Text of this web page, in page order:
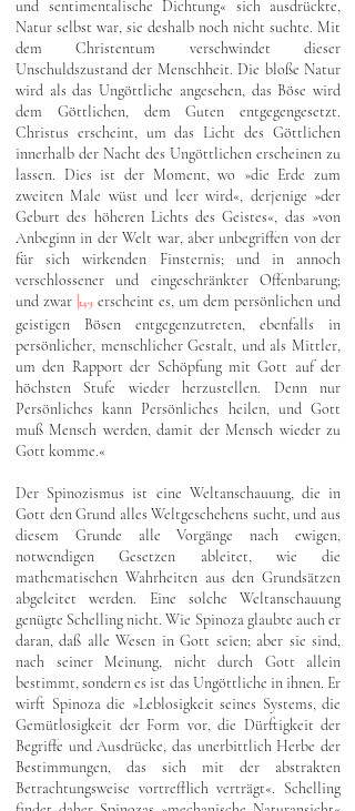
und sentimentalische Dichtung« sich ausdrückte,
Natur selbst war, sie deshalb noch nicht suchte. Mit
dem Christentum verschwindet dieser
Unschuldszustand der Menschheit. Die bloße Natur
wird als das Ungöttliche angesehen, das Böse wird
dem Göttlichen, dem Guten entgegengesetzt.
Christus erscheint, um das Licht des Göttlichen
innerhalb der Nacht des Ungöttlichen erscheinen zu
lassen. Dies ist der Moment, wo »die Erde zum
zweiten Male wüst und leer wird«, derjenige »der
Geburt des höheren Lichts des Geistes«, das »von
Anbeginn in der Welt war, aber unbegriffen von der
für sich wirkenden Finsternis; und in annoch
verschlossener und eingeschränkter Offenbarung;
und zwar 149 erscheint es, um dem persönlichen und
geistigen Bösen entgegenzutreten, ebenfalls in
persönlicher, menschlicher Gestalt, und als Mittler,
um den Rapport der Schöpfung mit Gott auf der
höchsten Stufe wieder herzustellen. Denn nur
Persönliches kann Persönliches heilen, und Gott
muß Mensch werden, damit der Mensch wieder zu
Gott komme.«
Der Spinozismus ist eine Weltanschauung, die in
Gott den Grund alles Weltgeschehens sucht, und aus
diesem Grunde alle Vorgänge nach ewigen,
notwendigen Gesetzen ableitet, wie die
mathematischen Wahrheiten aus den Grundsätzen
abgeleitet werden. Eine solche Weltanschauung
genügte Schelling nicht. Wie Spinoza glaubte auch er
daran, daß alle Wesen in Gott seien; aber sie sind,
nach seiner Meinung, nicht durch Gott allein
bestimmt, sondern es ist das Ungöttliche in ihnen. Er
wirft Spinoza die »Leblosigkeit seines Systems, die
Gemütlosigkeit der Form vor, die Dürftigkeit der
Begriffe und Ausdrücke, das unerbittlich Herbe der
Bestimmungen, das sich mit der abstrakten
Betrachtungsweise vortrefflich verträgt«. Schelling